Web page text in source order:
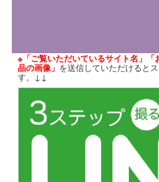
※「ご覧いただいているサイト名」「
品の画像」 を送信していただけると
す。↓↓